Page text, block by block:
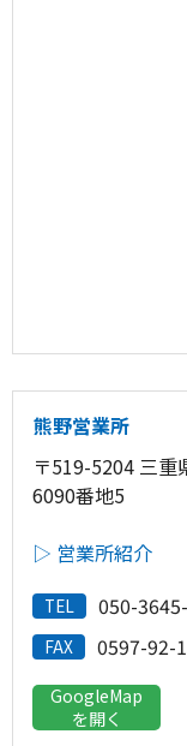
熊野営業所
〒519-5204 三重
6090番地5
▷ 営業所紹介
TEL 050-
FAX 0597-92-
GoogleMap
を開く